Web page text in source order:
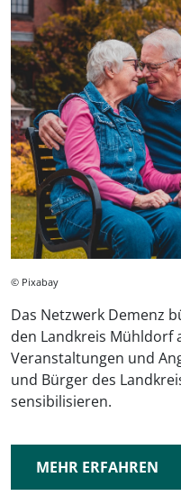
© Pixabay
Das Netzwerk Demenz
den Landkreis Mühldorf
Veranstaltungen und
und Bürger des
sensibilisieren.
MEHR ERFAHREN